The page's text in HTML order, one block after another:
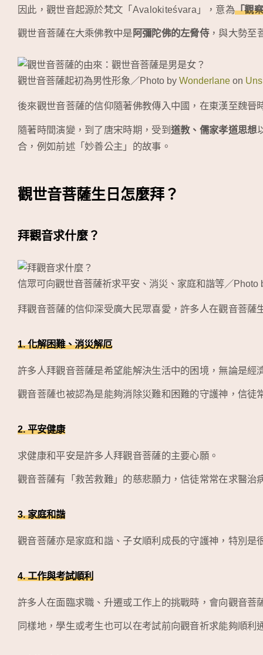
因此，觀世音起源於梵文「Avalokiteśvara」，意為「觀
觀世音菩薩在大乘佛教中是 阿彌陀佛的左脅侍，與大勢至
觀世音菩薩起初為男性形象／Photo by Wonderlane on
後來觀世音菩薩的信仰隨著佛教傳入中國，在東漢至魏晉
隨著時間演變，到了唐宋時期，受到 道教、儒家孝道思想
合，例如前述「妙善公主」的故事。
觀世音菩薩生日怎麼拜？
拜觀音求什麼？
信眾可向觀世音菩薩祈求平安、消災、家庭和諧等／Photo
拜觀音菩薩的信仰深受廣大民眾喜愛，許多人在觀音菩
1. 化解困難、消災解厄
許多人拜觀音菩薩是希望能解決生活中的困境，無論是
觀音菩薩也被認為是能夠消除災難和困難的守護神，信
2. 平安健康
求健康和平安是許多人拜觀音菩薩的主要心願。
觀音菩薩有「救苦救難」的慈悲願力，信徒常常在求醫治
3. 家庭和諧
觀音菩薩亦是家庭和諧、子女順利成長的守護神，特別
4. 工作與考試順利
許多人在面臨求職、升遷或工作上的挑戰時，會向觀音
同樣地，學生或考生也可以在考試前向觀音祈求能夠順利